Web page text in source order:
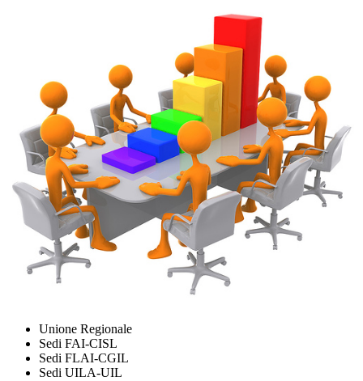
Unione Regionale
Sedi FAI-CISL
Sedi FLAI-CGIL
Sedi UILA-UIL